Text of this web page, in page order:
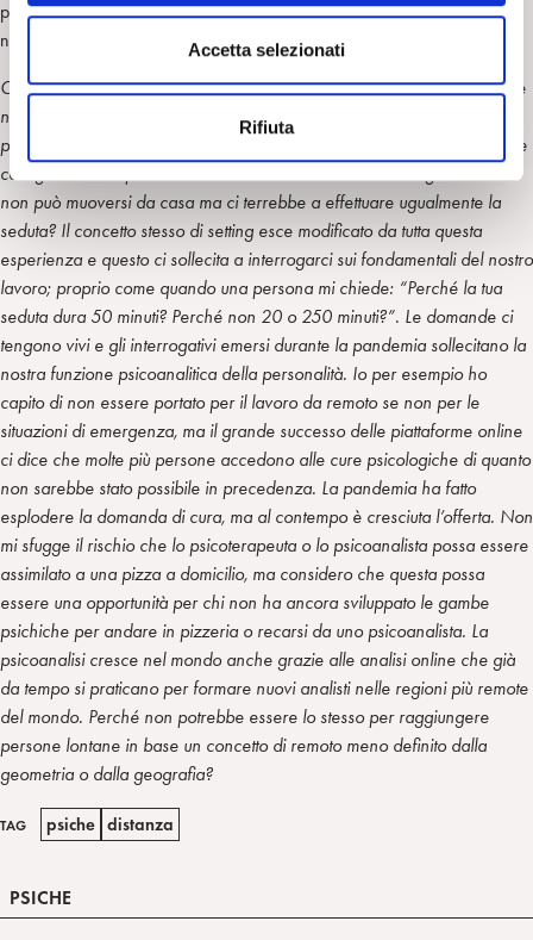
n
Accetta selezionati
Rifiuta
problemi di riadattamento o a condizioni che potresti definire invece
nuove opportunità?
Credo che abbiamo scoperto nuove forme di vicinanza e intimità anche
nel nostro lavoro, come nuovi problemi. Come regolarsi quando un
paziente ci dice che parte per un viaggio di lavoro e che però potrebbe
collegarsi online per la seduta? O una mamma che ha il figlio malato e
non può muoversi da casa ma ci terrebbe a effettuare ugualmente la
seduta? Il concetto stesso di setting esce modificato da tutta questa
esperienza e questo ci sollecita a interrogarci sui fondamentali del nostro
lavoro; proprio come quando una persona mi chiede: “Perché la tua
seduta dura 50 minuti? Perché non 20 o 250 minuti?”. Le domande ci
tengono vivi e gli interrogativi emersi durante la pandemia sollecitano la
nostra funzione psicoanalitica della personalità. Io per esempio ho
capito di non essere portato per il lavoro da remoto se non per le
situazioni di emergenza, ma il grande successo delle piattaforme online
ci dice che molte più persone accedono alle cure psicologiche di quanto
non sarebbe stato possibile in precedenza. La pandemia ha fatto
esplodere la domanda di cura, ma al contempo è cresciuta l’offerta. Non
mi sfugge il rischio che lo psicoterapeuta o lo psicoanalista possa essere
assimilato a una pizza a domicilio, ma considero che questa possa
essere una opportunità per chi non ha ancora sviluppato le gambe
psichiche per andare in pizzeria o recarsi da uno psicoanalista. La
psicoanalisi cresce nel mondo anche grazie alle analisi online che già
da tempo si praticano per formare nuovi analisti nelle regioni più remote
del mondo. Perché non potrebbe essere lo stesso per raggiungere
persone lontane in base un concetto di remoto meno definito dalla
geometria o dalla geografia?
TAG psiche distanza
PSICHE